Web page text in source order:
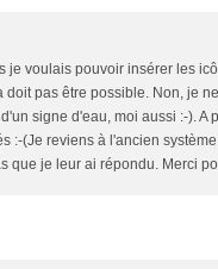
je voulais pouvoir insérer les
doit pas être possible. Non, je
signe d'eau, moi aussi :-). A
:-(Je reviens à l'ancien
que je leur ai répondu. Merci